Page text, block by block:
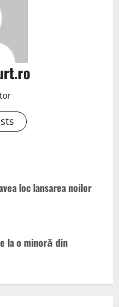
loc lansarea noilor
la o minoră din